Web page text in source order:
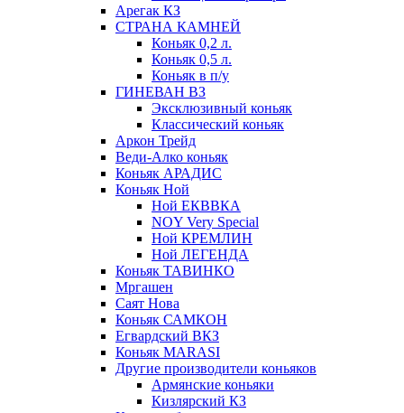
Арегак КЗ
СТРАНА КАМНЕЙ
Коньяк 0,2 л.
Коньяк 0,5 л.
Коньяк в п/у
ГИНЕВАН ВЗ
Эксклюзивный коньяк
Классический коньяк
Аркон Трейд
Веди-Алко коньяк
Коньяк АРАДИС
Коньяк Ной
Ной ЕКВВКА
NOY Very Special
Ной КРЕМЛИН
Ной ЛЕГЕНДА
Коньяк ТАВИНКО
Мргашен
Саят Нова
Коньяк САМКОН
Егвардский ВКЗ
Коньяк MARASI
Другие производители коньяков
Армянские коньяки
Кизлярский КЗ